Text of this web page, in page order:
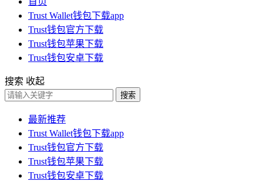
Trust Wallet钱包下载app
Trust钱包官方下载
Trust钱包苹果下载
Trust钱包安卓下载
搜索 收起
搜索
最新推荐
Trust Wallet钱包下载app
Trust钱包官方下载
Trust钱包苹果下载
Trust钱包安卓下载